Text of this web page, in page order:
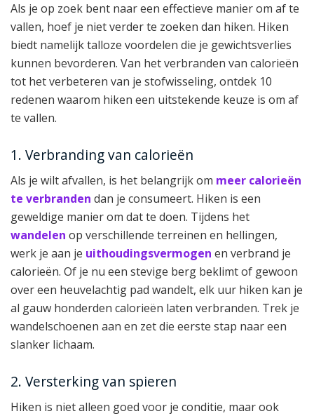
Als je op zoek bent naar een effectieve manier om af te
vallen, hoef je niet verder te zoeken dan hiken. Hiken
biedt namelijk talloze voordelen die je gewichtsverlies
kunnen bevorderen. Van het verbranden van calorieën
tot het verbeteren van je stofwisseling, ontdek 10
redenen waarom hiken een uitstekende keuze is om af
te vallen.
1. Verbranding van calorieën
Als je wilt afvallen, is het belangrijk om meer calorieën
te verbranden dan je consumeert. Hiken is een
geweldige manier om dat te doen. Tijdens het
wandelen op verschillende terreinen en hellingen,
werk je aan je uithoudingsvermogen en verbrand je
calorieën. Of je nu een stevige berg beklimt of gewoon
over een heuvelachtig pad wandelt, elk uur hiken kan je
al gauw honderden calorieën laten verbranden. Trek je
wandelschoenen aan en zet die eerste stap naar een
slanker lichaam.
2. Versterking van spieren
Hiken is niet alleen goed voor je conditie, maar ook